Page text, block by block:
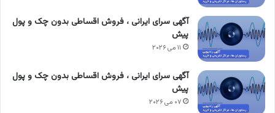
آگهی سرای ایرانی ، فروش اقساطی بدون چک و پول
پیش
۱۱ می ۲۰۲۶
آگهی سرای ایرانی ، فروش اقساطی بدون چک و پول
پیش
۰۷ می ۲۰۲۶